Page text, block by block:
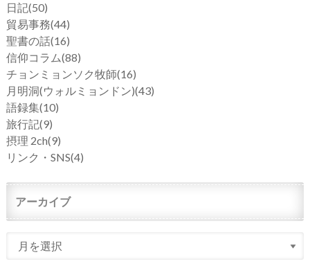
日記(50)
貿易事務(44)
聖書の話(16)
信仰コラム(88)
チョンミョンソク牧師(16)
月明洞(ウォルミョンドン)(43)
語録集(10)
旅行記(9)
摂理 2ch(9)
リンク・SNS(4)
アーカイブ